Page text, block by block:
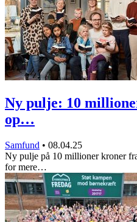
Ny pulje: 10
op…
Samfund • 08.04.25
Ny pulje på 10 millioner kroner
for mere…